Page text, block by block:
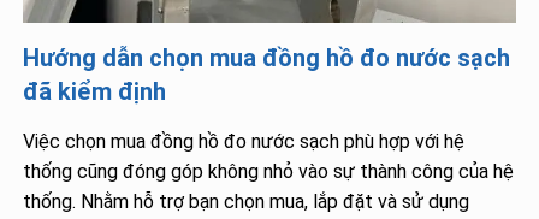
Hướng dẫn chọn mua đồng hồ đo nước sạch
đã kiểm định
Việc chọn mua đồng hồ đo nước sạch phù hợp với hệ
thống cũng đóng góp không nhỏ vào sự thành công của hệ
thống. Nhằm hỗ trợ bạn chọn mua, lắp đặt và sử dụng